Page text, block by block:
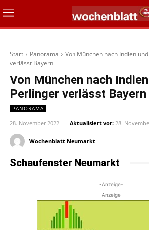
Start Panorama
Von München nach Indien
verlässt Bayern
Von München nach
Perlinger verlässt Bayern
PANORAMA
28. November 2022 Aktualisiert vor: 28.
Wochenblatt Neumarkt
Schaufenster Neumarkt
-Anzeige-
Anzeige